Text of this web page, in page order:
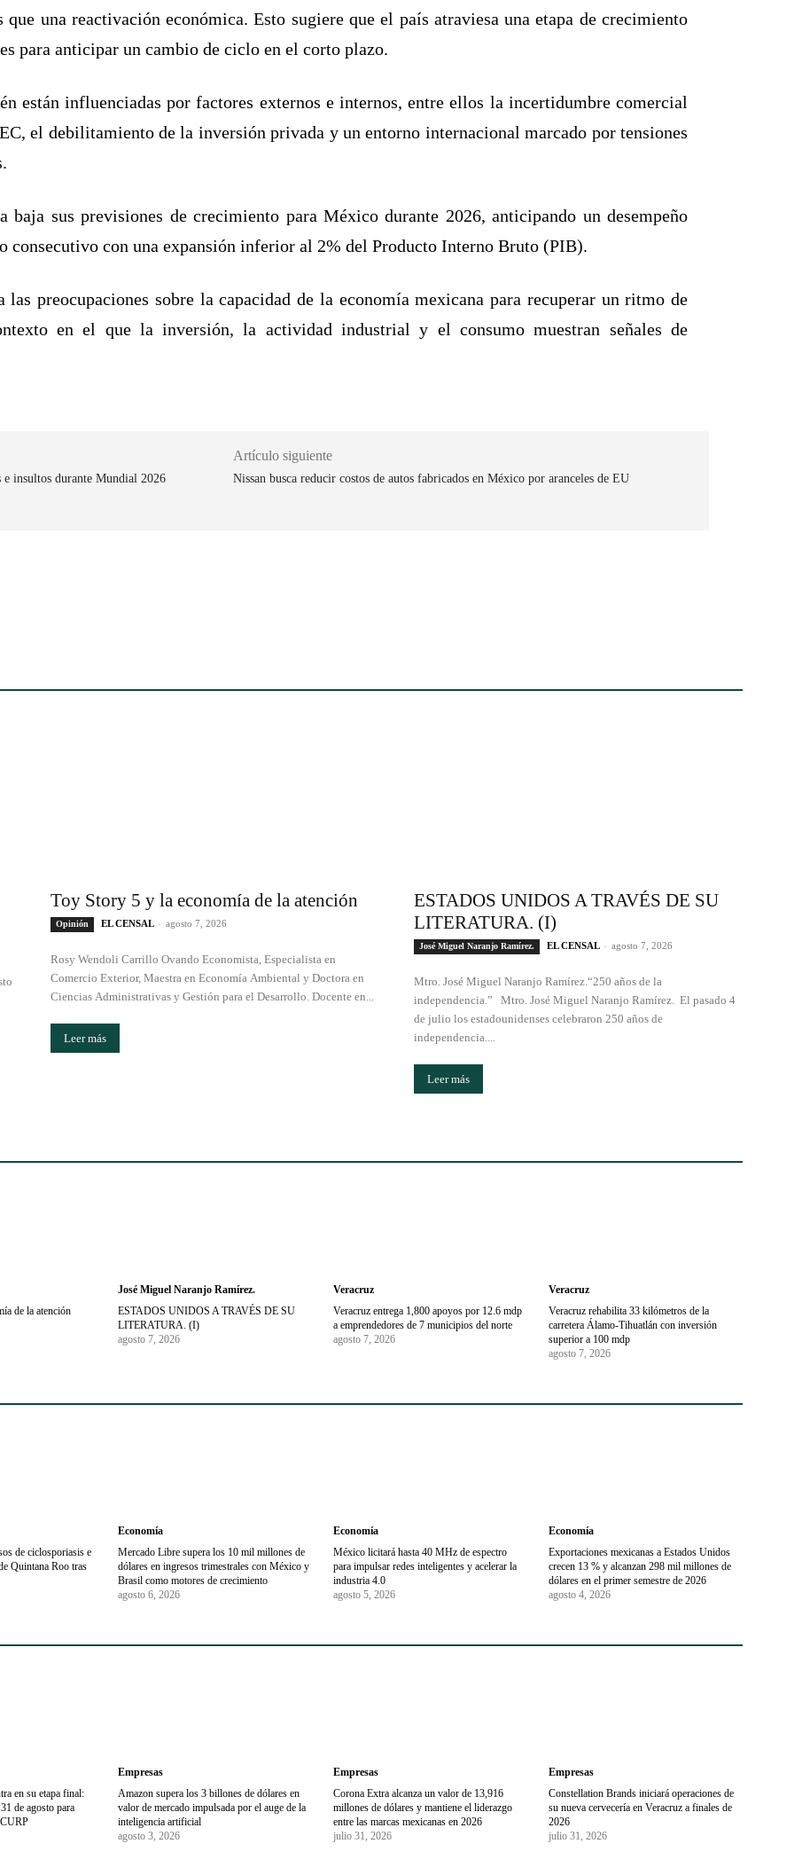
una reactivación económica. Esto sugiere que el país atraviesa una etapa de crecimiento
para anticipar un cambio de ciclo en el corto plazo.
están influenciadas por factores externos e internos, entre ellos la incertidumbre comercial
el debilitamiento de la inversión privada y un entorno internacional marcado por tensiones
baja sus previsiones de crecimiento para México durante 2026, anticipando un desempeño
consecutivo con una expansión inferior al 2% del Producto Interno Bruto (PIB).
preocupaciones sobre la capacidad de la economía mexicana para recuperar un ritmo de
en el que la inversión, la actividad industrial y el consumo muestran señales de
e insultos durante Mundial 2026
Artículo siguiente
Nissan busca reducir costos de autos fabricados en México por aranceles de EU
Toy Story 5 y la economía de la atención
Opinión EL CENSAL - agosto 7, 2026
Rosy Wendoli Carrillo Ovando Economista, Especialista en
Comercio Exterior, Maestra en Economía Ambiental y Doctora en
Ciencias Administrativas y Gestión para el Desarrollo. Docente en...
Leer más
ESTADOS UNIDOS A TRAVÉS DE SU
LITERATURA. (I)
José Miguel Naranjo Ramírez. EL CENSAL - agosto 7, 2026
Mtro. José Miguel Naranjo Ramírez.“250 años de la
independencia.” Mtro. José Miguel Naranjo Ramírez. El pasado 4
de julio los estadounidenses celebraron 250 años de
independencia....
Leer más
de la atención
José Miguel Naranjo Ramírez.
ESTADOS UNIDOS A TRAVÉS DE SU
LITERATURA. (I)
agosto 7, 2026
Veracruz
Veracruz entrega 1,800 apoyos por 12.6 mdp
a emprendedores de 7 municipios del norte
agosto 7, 2026
Veracruz
Veracruz rehabilita 33 kilómetros de la
carretera Álamo-Tihuatlán con inversión
superior a 100 mdp
agosto 7, 2026
de ciclosporiasis e
Quintana Roo tras
Economía
Mercado Libre supera los 10 mil millones de
dólares en ingresos trimestrales con México y
Brasil como motores de crecimiento
agosto 6, 2026
Economía
México licitará hasta 40 MHz de espectro
para impulsar redes inteligentes y acelerar la
industria 4.0
agosto 5, 2026
Economía
Exportaciones mexicanas a Estados Unidos
crecen 13 % y alcanzan 298 mil millones de
dólares en el primer semestre de 2026
agosto 4, 2026
en su etapa final:
de agosto para
Empresas
Amazon supera los 3 billones de dólares en
valor de mercado impulsada por el auge de la
inteligencia artificial
agosto 3, 2026
Empresas
Corona Extra alcanza un valor de 13,916
millones de dólares y mantiene el liderazgo
entre las marcas mexicanas en 2026
julio 31, 2026
Empresas
Constellation Brands iniciará operaciones de
su nueva cervecería en Veracruz a finales de
2026
julio 31, 2026